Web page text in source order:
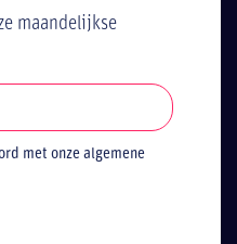
maandelijkse
met onze algemene